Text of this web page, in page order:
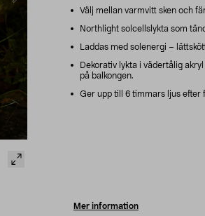
Välj mellan varmvitt sken och
Northlight solcellslykta som
Laddas med solenergi –
Dekorativ lykta i vädertålig
på balkongen.
Ger upp till 6 timmars ljus efter
Mer information